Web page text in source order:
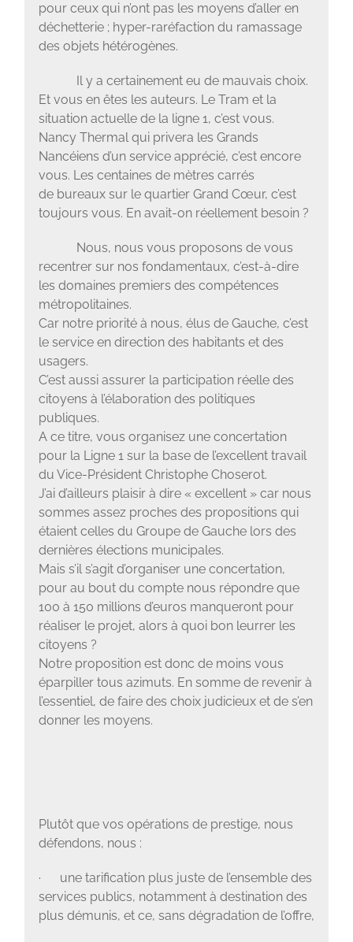
pour ceux qui n’ont pas les moyens d’aller en
déchetterie ; hyper-raréfaction du ramassage
des objets hétérogènes.
Il y a certainement eu de mauvais choix.
Et vous en êtes les auteurs. Le Tram et la
situation actuelle de la ligne 1, c’est vous.
Nancy Thermal qui privera les Grands
Nancéiens d’un service apprécié, c’est encore
vous. Les centaines de mètres carrés
de bureaux sur le quartier Grand Cœur, c’est
toujours vous. En avait-on réellement besoin ?
Nous, nous vous proposons de vous
recentrer sur nos fondamentaux, c’est-à-dire
les domaines premiers des compétences
métropolitaines.
Car notre priorité à nous, élus de Gauche, c’est
le service en direction des habitants et des
usagers.
C’est aussi assurer la participation réelle des
citoyens à l’élaboration des politiques
publiques.
A ce titre, vous organisez une concertation
pour la Ligne 1 sur la base de l’excellent travail
du Vice-Président Christophe Choserot.
J’ai d’ailleurs plaisir à dire « excellent » car nous
sommes assez proches des propositions qui
étaient celles du Groupe de Gauche lors des
dernières élections municipales.
Mais s’il s’agit d’organiser une concertation,
pour au bout du compte nous répondre que
100 à 150 millions d’euros manqueront pour
réaliser le projet, alors à quoi bon leurrer les
citoyens ?
Notre proposition est donc de moins vous
éparpiller tous azimuts. En somme de revenir à
l’essentiel, de faire des choix judicieux et de s’en
donner les moyens.
Plutôt que vos opérations de prestige, nous
défendons, nous :
· une tarification plus juste de l’ensemble des
services publics, notamment à destination des
plus démunis, et ce, sans dégradation de l’offre,